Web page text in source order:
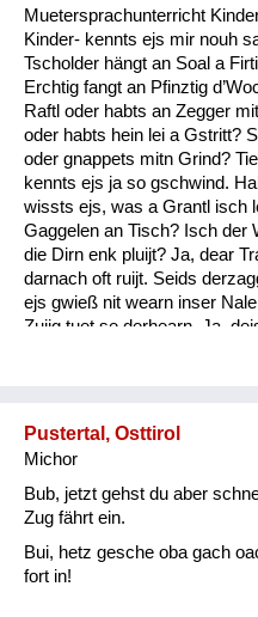
Muetersprachunterricht
Kinder- kennts ejs mir nouh
Tscholder hängt an Soal a
Erchtig fangt an Pfinztig
Raftl oder habts an Zegger
oder habts hein lei a Gstritt?
oder gnappets mitn Grind?
kennts ejs ja so gschwind.
wissts ejs, was a Grantl isch
Gaggelen an Tisch? Isch der
die Dirn enk pluijt? Ja, dear
darnach oft ruijt. Seids
ejs gwieß nit wearn inser
Zuijg tuet se derhearn. Ja,
Wearter gwieß verschtiahn.
Pustertal, Osttirol
Michor
Bub, jetzt gehst du aber
Zug fährt ein.
Bui, hetz gesche oba gach
fort in!